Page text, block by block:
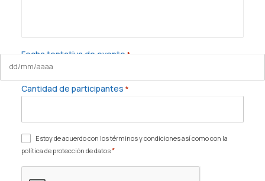
Fecha tentativa de evento *
DD
barra
MM
Cantidad de participantes *
Consentimiento
*
Estoy de acuerdo con los términos y condiciones así como con la
política de protección de datos*